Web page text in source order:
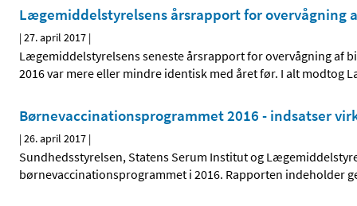
Lægemiddelstyrelsens årsrapport for overvågning
|27. april 2017 |
Lægemiddelstyrelsens seneste årsrapport for overvågning af
2016 var mere eller mindre identisk med året før. I alt
Børnevaccinationsprogram­met 2016 - indsatser
|26. april 2017 |
Sundhedsstyrelsen, Statens Serum Institut og
børnevaccinationsprogrammet i 2016. Rapporten